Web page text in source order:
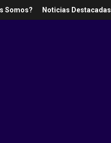
Somos? Noticias Destacadas